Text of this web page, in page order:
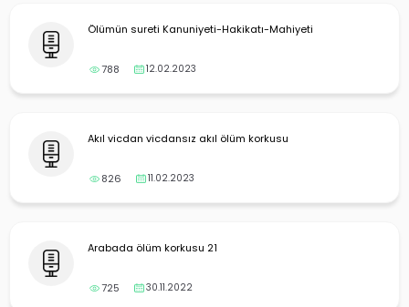
Ölümün sureti Kanuniyeti-Hakikatı-Mahiyeti
788 12.02.2023
Akıl vicdan vicdansız akıl ölüm korkusu
826 11.02.2023
Arabada ölüm korkusu 21
725 30.11.2022